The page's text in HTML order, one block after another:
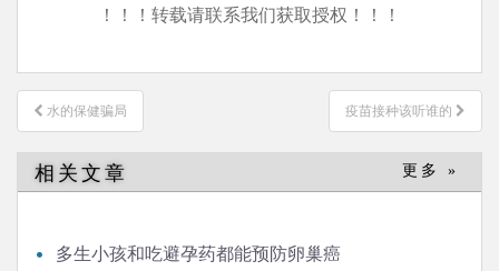
！！！转载请联系我们获取授权！！！
文
章
导
航
水的保健骗局 疫苗接种该听谁的
相关文章 更多 »
多生小孩和吃避孕药都能预防卵巢癌